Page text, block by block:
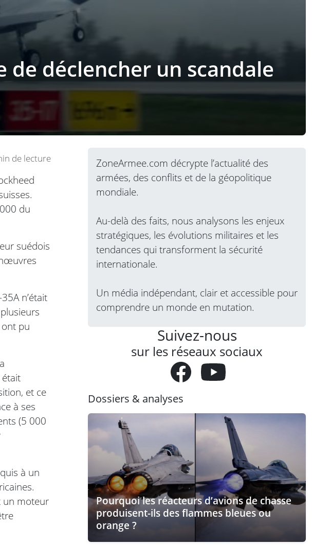
de déclencher un scandale
de lecture
du
suédois
n’était
pu
et ce
à ses
(5 000
à un
un moteur
ZoneArmee.com décrypte l’actualité des
armées, des conflits et de la géopolitique
mondiale.
Au-delà des faits, nous analysons les enjeux
stratégiques, les évolutions militaires et les
tendances qui transforment la sécurité
internationale.
Un média indépendant, clair et accessible pour
comprendre un monde en mutation.
Suivez-nous
sur les réseaux sociaux
Dossiers & analyses
Pourquoi les réacteurs d’avions de chasse
produisent-ils des flammes bleues ou
orange ?